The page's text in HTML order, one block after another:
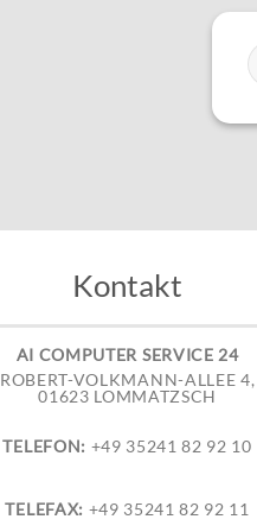
Kontakt
AI COMPUTER SERVICE 24
ROBERT-VOLKMANN-ALLEE 4,
01623 LOMMATZSCH
TELEFON: +49 35241 82 92 10
TELEFAX: +49 35241 82 92 11